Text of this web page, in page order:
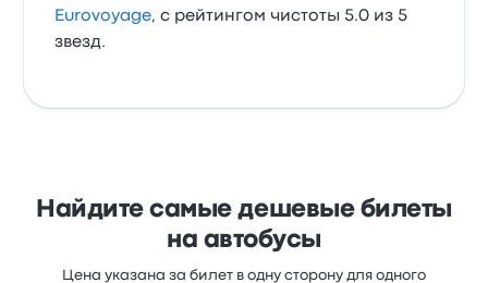
Eurovoyage, с рейтингом чистоты 5.0 из 5
звезд.
Найдите самые дешевые билеты
на автобусы
Цена указана за билет в одну сторону для одного